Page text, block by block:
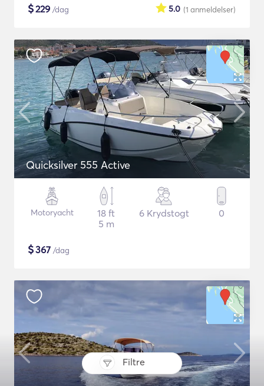
Filtre
$229 /dag (1 anmeldelser)
5.0
Quicksilver 555 Active
Motoryacht
18 ft
5 m
6 Krydstogt 0
$367 /dag